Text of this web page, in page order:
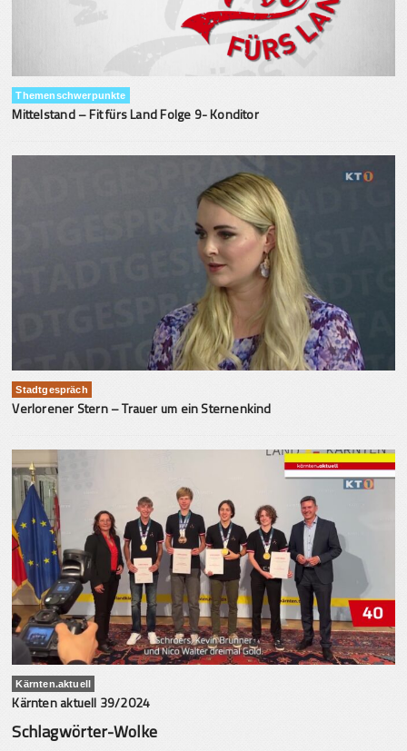
Themenschwerpunkte
Mittelstand – Fit fürs Land Folge 9- Konditor
Stadtgespräch
Verlorener Stern – Trauer um ein Sternenkind
Kärnten.aktuell
Kärnten aktuell 39/2024
Schlagwörter-Wolke